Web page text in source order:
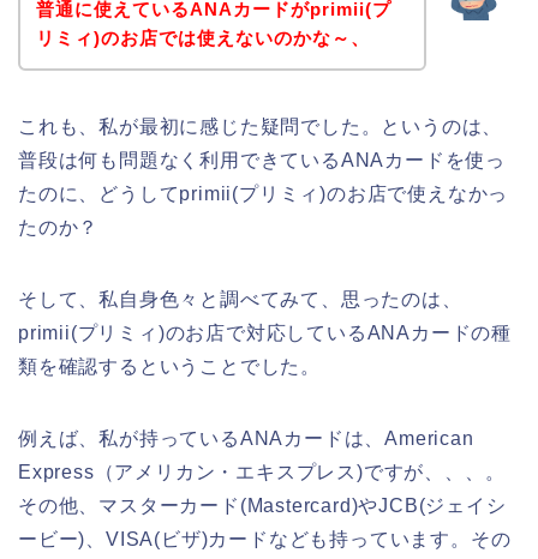
普通に使えているANAカードがprimii(プ
リミィ)のお店では使えないのかな～、
これも、私が最初に感じた疑問でした。というのは、
普段は何も問題なく利用できているANAカードを使っ
たのに、どうしてprimii(プリミィ)のお店で使えなかっ
たのか？
そして、私自身色々と調べてみて、思ったのは、
primii(プリミィ)のお店で対応しているANAカードの種
類を確認するということでした。
例えば、私が持っているANAカードは、American
Express（アメリカン・エキスプレス)ですが、、、。
その他、マスターカード(Mastercard)やJCB(ジェイシ
ービー)、VISA(ビザ)カードなども持っています。その